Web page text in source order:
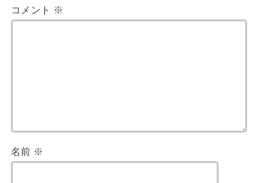
コメント ※
名前 ※